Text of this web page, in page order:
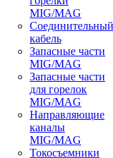
MIG/MAG
Соединительный
кабель
Запасные части
MIG/MAG
Запасные части
для горелок
MIG/MAG
Направляющие
каналы
MIG/MAG
Токосъемники